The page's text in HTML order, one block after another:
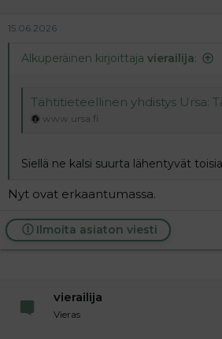
15.06.2026
Alkuperäinen kirjoittaja vierailija:
Tähtitieteellinen yhdistys Ursa:
www.ursa.fi
Siellä ne kalsi suurta lähentyvät
Nyt ovat erkaantumassa.
Ilmoita asiaton viesti
vierailija
Vieras